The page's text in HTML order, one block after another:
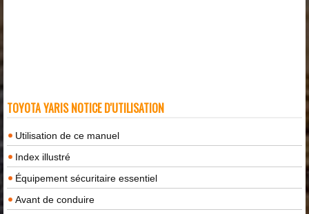
TOYOTA YARIS NOTICE D'UTILISATION
Utilisation de ce manuel
Index illustré
Équipement sécuritaire essentiel
Avant de conduire